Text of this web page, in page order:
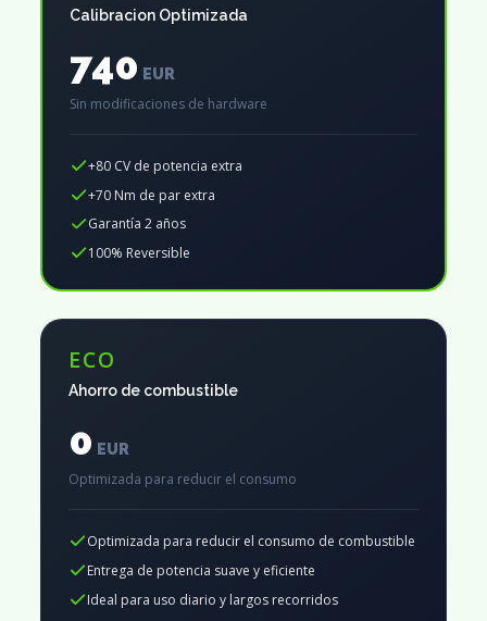
Calibracion Optimizada
740 EUR
Sin modificaciones de hardware
+80 CV de potencia extra
+70 Nm de par extra
Garantía 2 años
100% Reversible
ECO
Ahorro de combustible
0 EUR
Optimizada para reducir el consumo
Optimizada para reducir el consumo de combustible
Entrega de potencia suave y eficiente
Ideal para uso diario y largos recorridos